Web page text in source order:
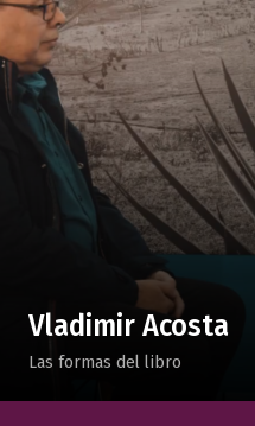
Vladimir Acosta
Las formas del libro